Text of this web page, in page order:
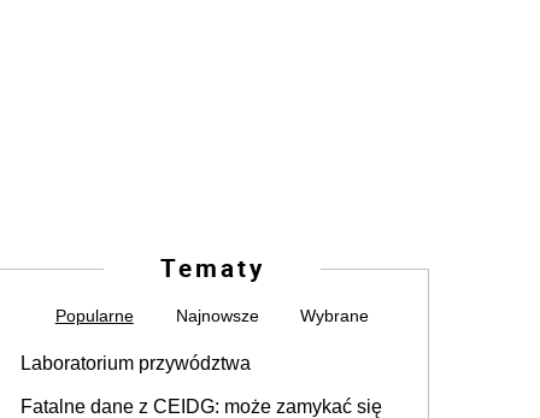
Tematy
Popularne Najnowsze Wybrane
Laboratorium przywództwa
Fatalne dane z CEIDG: może zamykać się